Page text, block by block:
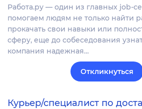
Работа.ру — один из главных job-
помогаем людям не только найти
прокачать свои навыки или
сферу, еще до собеседования
компания надежная…
Откликнуться
Курьер/специалист по